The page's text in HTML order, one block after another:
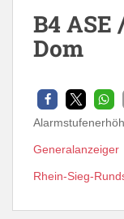
B4
Dom
Generalanzeiger
Rhein-Sieg-